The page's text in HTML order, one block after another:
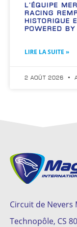
L’ÉQUIPE
RACING
HISTORIQUE
POWERED
LIRE LA SUITE »
2 AOÛT 2026
Circuit de Nevers
Technopôle, CS